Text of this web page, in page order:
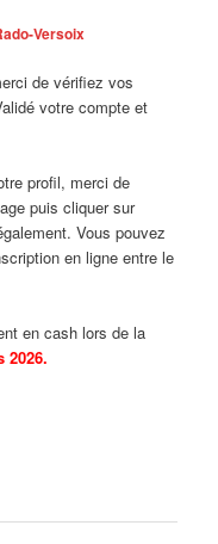
Versoix
de vérifiez vos
votre compte et
profil, merci de
puis cliquer sur
Vous pouvez
en ligne entre le
en cash lors de la
2026.